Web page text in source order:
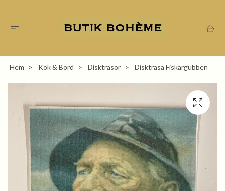
Hem Kök & Bord Disktrasor Disktrasa Fiskargubben